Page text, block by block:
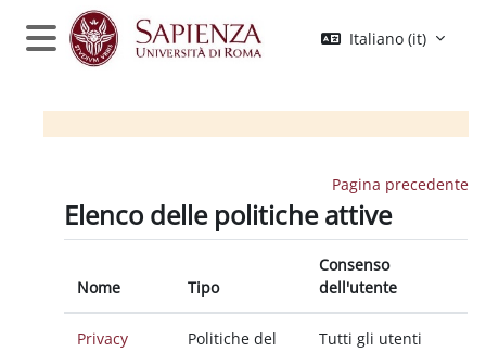
Vai al contenuto principale
Pannello laterale
Italiano ‎(it)‎
Pagina precedente
Elenco delle politiche attive
Nome Tipo
Consenso
dell'utente
Privacy
Politiche del
Tutti gli utenti